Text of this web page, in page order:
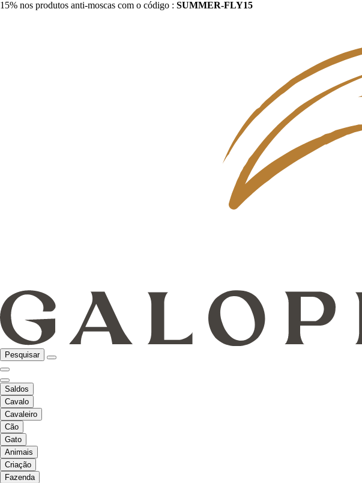
15% nos produtos anti-moscas com o código : SUMMER-FLY15
Pesquisar
Saldos
Cavalo
Cavaleiro
Cão
Gato
Animais
Criação
Fazenda